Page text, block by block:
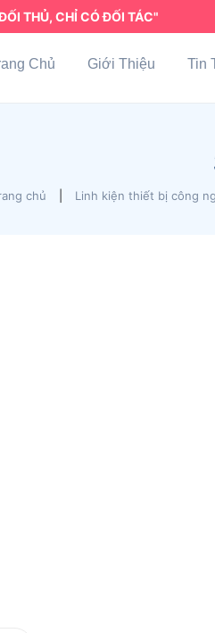
THỦ, CHỈ CÓ ĐỐI TÁC"
Chủ Giới Thiệu Tin
chủ Linh kiện thiết bị công